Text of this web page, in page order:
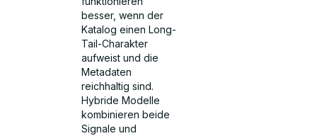
besser, wenn der
Katalog einen Long-
Tail-Charakter
aufweist und die
Metadaten
reichhaltig sind.
Hybride Modelle
kombinieren beide
Signale und